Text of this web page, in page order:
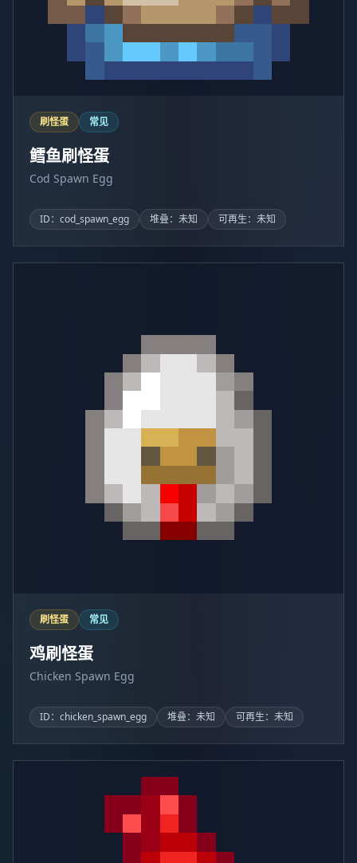
刷怪蛋 常见
鳕鱼刷怪蛋
Cod Spawn Egg
ID：cod_spawn_egg 堆叠：未知 可再生：未知
刷怪蛋 常见
鸡刷怪蛋
Chicken Spawn Egg
ID：chicken_spawn_egg 堆叠：未知 可再生：未知